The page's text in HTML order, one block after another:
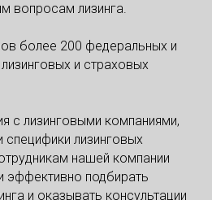
вопросам лизинга.
более 200 федеральных и
и страховых
с лизинговыми компаниями,
специфики лизинговых
нашей компании
эффективно подбирать
и оказывать консультации